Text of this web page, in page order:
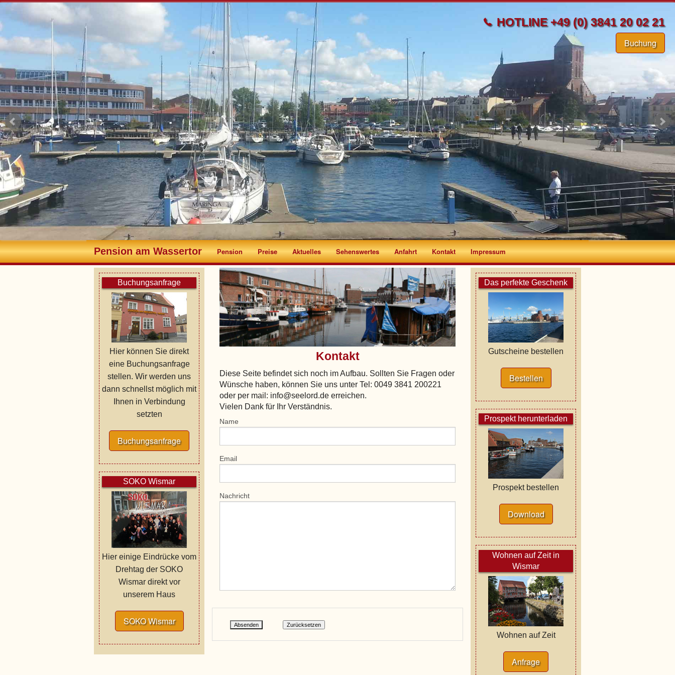
HOTLINE +49 (0) 3841 20 02 21
Buchung
Pension am Wassertor Pension Preise Aktuelles Sehenswertes Anfahrt Kontakt Impressum
Buchungsanfrage
Hier können Sie direkt
eine Buchungsanfrage
stellen. Wir werden uns
dann schnellst möglich mit
Ihnen in Verbindung
setzten
Buchungsanfrage
SOKO Wismar
Hier einige Eindrücke vom
Drehtag der SOKO
Wismar direkt vor
unserem Haus
SOKO Wismar
Kontakt
Diese Seite befindet sich noch im Aufbau. Sollten Sie Fragen oder
Wünsche haben, können Sie uns unter Tel: 0049 3841 200221
oder per mail: info@seelord.de erreichen.
Vielen Dank für Ihr Verständnis.
Name
Email
Nachricht
Das perfekte Geschenk
Gutscheine bestellen
Bestellen
Prospekt herunterladen
Prospekt bestellen
Download
Wohnen auf Zeit in
Wismar
Wohnen auf Zeit
Anfrage